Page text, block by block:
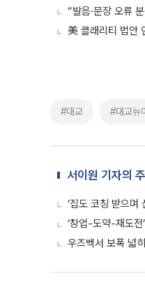
“발음·문장 오류
美 클래리티 법안
#대교 #대교뉴
서이원 기자의
‘집도 코칭 받으며
‘창업-도약-재도전
우즈벡서 보폭 넓